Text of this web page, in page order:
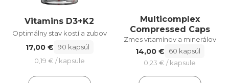
Vitamins D3+K2
Optimálny stav kostí a zubov
17,00 € 90 kapsúl
0,19 € / kapsule
Multicomplex
Compressed Caps
Zmes vitamínov a minerálov
14,00 €
60 kapsúl
0,23 € / kapsule